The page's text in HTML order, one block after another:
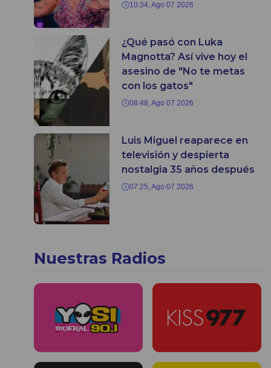
10:34, Ago 07 2026
¿Qué pasó con Luka
Magnotta? Así vive hoy el
asesino de "No te metas
con los gatos"
08:48, Ago 07 2026
Luis Miguel reaparece en
televisión y despierta
nostalgia 35 años después
07:25, Ago 07 2026
Nuestras Radios